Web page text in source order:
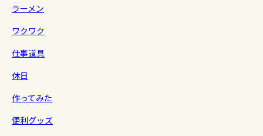
ラーメン
ワクワク
仕事道具
休日
作ってみた
便利グッズ